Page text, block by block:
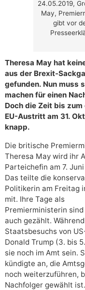
24.05.2019,
May,
gibt vor
Theresa May hat
aus der Brexit-
gefunden. Nun muss
machen für einen
Doch die Zeit bis
EU-Austritt am 31.
knapp.
Die britische
Theresa May wird ihr
Parteichefin am 7.
Das teilte die
Politikerin am Freitag
mit. Ihre Tage als
Premierministerin
auch gezählt.
Staatsbesuchs von
Donald Trump (3. bis
sie noch im Amt sein.
kündigte an, die
noch weiterzuführen,
Nachfolger gewählt ist.